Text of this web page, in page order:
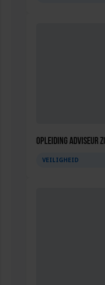
Opleiding Adviseur
VEILIGHEID